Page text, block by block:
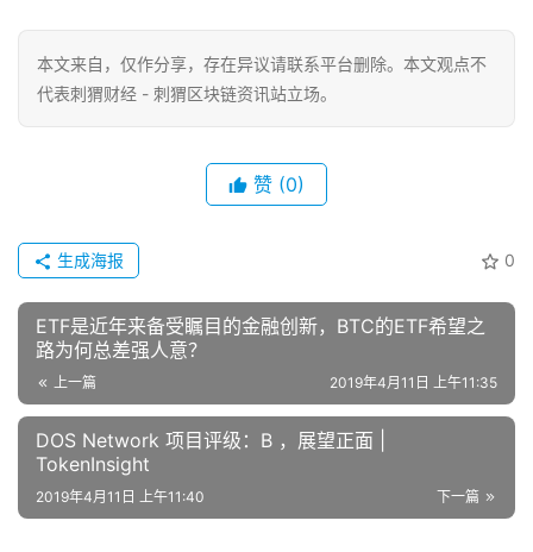
本文来自 ，仅作分享，存在异议请联系平台删除。本文观点不
代表刺猬财经 - 刺猬区块链资讯站立场。
赞 (0)
0
生成海报
ETF是近年来备受瞩目的金融创新，BTC的ETF希望之
路为何总差强人意？
上一篇 2019年4月11日 上午11:35
DOS Network 项目评级：B ，展望正面 |
TokenInsight
下一篇
2019年4月11日 上午11:40